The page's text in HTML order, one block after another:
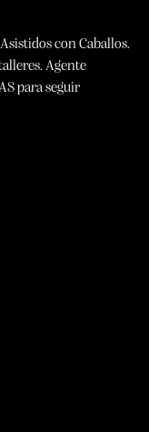
con Caballos.
Agente
para seguir